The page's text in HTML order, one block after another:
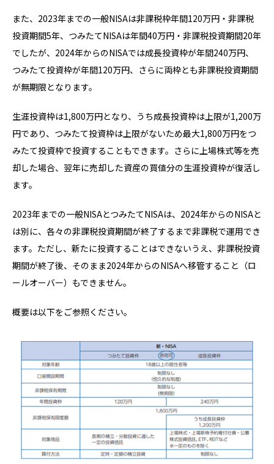
また、2023年までの一般NISAは非課税枠年間120万円・非課税
投資期間5年、つみたてNISAは年間40万円・非課税投資期間20年
でしたが、2024年からのNISAでは成長投資枠が年間240万円、
つみたて投資枠が年間120万円、さらに両枠とも非課税投資期間
が無期限となります。
生涯投資枠は1,800万円となり、うち成長投資枠は上限が1,200万
円であり、つみたて投資枠は上限がないため最大1,800万円をつ
みたて投資枠で投資することもできます。さらに上場株式等を売
却した場合、翌年に売却した資産の買値分の生涯投資枠が復活し
ます。
2023年までの一般NISAとつみたてNISAは、2024年からのNISAと
は別に、各々の非課税投資期間が終了するまで非課税で運用でき
ます。ただし、新たに投資することはできないうえ、非課税投資
期間が終了後、そのまま2024年からのNISAへ移管すること（ロ
ールオーバー）もできません。
概要は以下をご参照ください。